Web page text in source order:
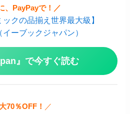
、PayPayで！／
』で今すぐ読む
70％OFF！ ／